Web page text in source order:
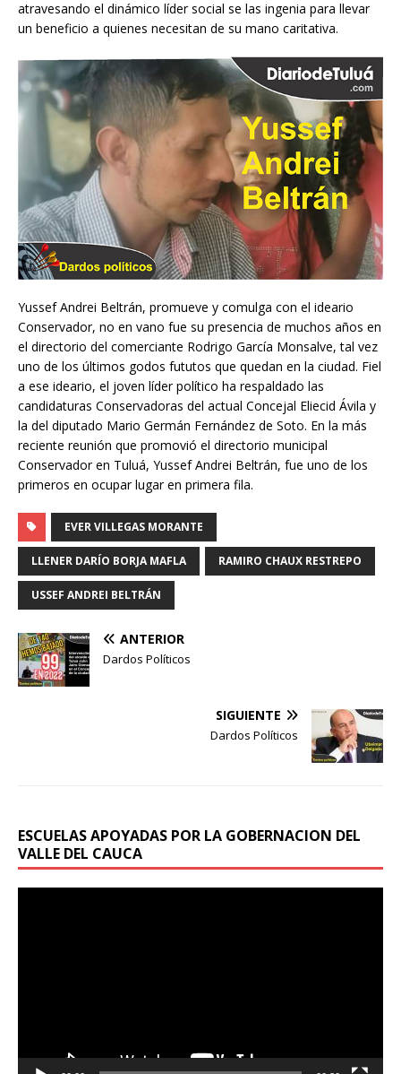
atravesando el dinámico líder social se las ingenia para llevar
un beneficio a quienes necesitan de su mano caritativa.
Yussef Andrei Beltrán, promueve y comulga con el ideario
Conservador, no en vano fue su presencia de muchos años en
el directorio del comerciante Rodrigo García Monsalve, tal vez
uno de los últimos godos fututos que quedan en la ciudad. Fiel
a ese ideario, el joven líder político ha respaldado las
candidaturas Conservadoras del actual Concejal Eliecid Ávila y
la del diputado Mario Germán Fernández de Soto. En la más
reciente reunión que promovió el directorio municipal
Conservador en Tuluá, Yussef Andrei Beltrán, fue uno de los
primeros en ocupar lugar en primera fila.
EVER VILLEGAS MORANTE
LLENER DARÍO BORJA MAFLA RAMIRO CHAUX RESTREPO
USSEF ANDREI BELTRÁN
ANTERIOR
Dardos Políticos
SIGUIENTE
Dardos Políticos
ESCUELAS APOYADAS POR LA GOBERNACION DEL
VALLE DEL CAUCA